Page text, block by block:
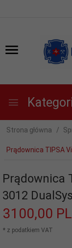
Strona główna
Prądownica TIPSA
Prądownica
3012
3100,00
* z podatkiem VAT